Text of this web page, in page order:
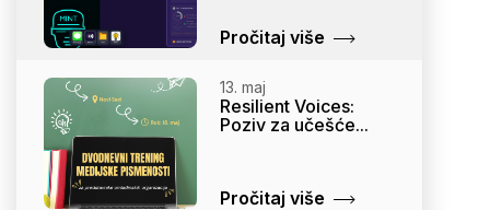
Pročitaj više
13. maj
Resilient Voices:
Poziv za učešće...
Pročitaj više